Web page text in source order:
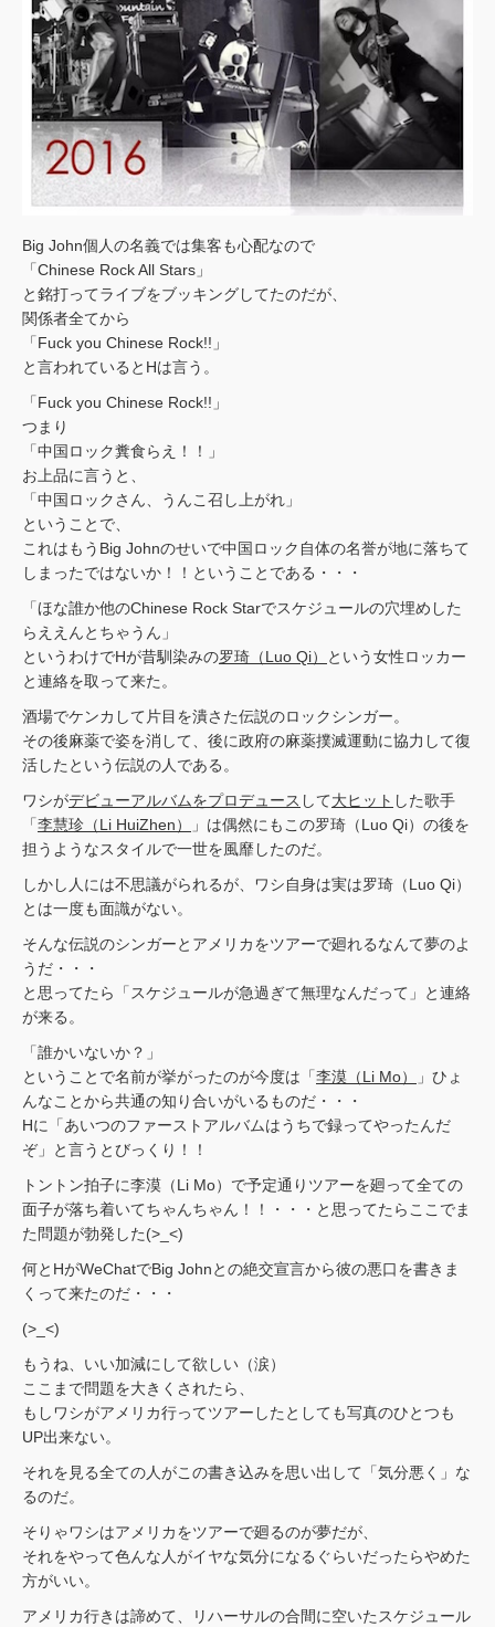
Big John個人の名義では集客も心配なので
「Chinese Rock All Stars」
と銘打ってライブをブッキングしてたのだが、
関係者全てから
「Fuck you Chinese Rock!!」
と言われているとHは言う。
「Fuck you Chinese Rock!!」
つまり
「中国ロック糞食らえ！！」
お上品に言うと、
「中国ロックさん、うんこ召し上がれ」
ということで、
これはもうBig Johnのせいで中国ロック自体の名誉が地に落ちて
しまったではないか！！ということである・・・
「ほな誰か他のChinese Rock Starでスケジュールの穴埋めした
らええんとちゃうん」
というわけでHが昔馴染みの罗琦（Luo Qi）
という女性ロッカー
と連絡を取って来た。
酒場でケンカして片目を潰さた伝説のロックシンガー。
その後麻薬で姿を消して、後に政府の麻薬撲滅運動に協力して復
活したという伝説の人である。
ワシがデビューアルバムをプロデュース して大ヒット した歌手
「李慧珍（Li HuiZhen）
」は偶然にもこの罗琦（Luo Qi）の後を
担うようなスタイルで一世を風靡したのだ。
しかし人には不思議がられるが、ワシ自身は実は罗琦（Luo Qi）
とは一度も面識がない。
そんな伝説のシンガーとアメリカをツアーで廻れるなんて夢のよ
うだ・・・
と思ってたら「スケジュールが急過ぎて無理なんだって」と連絡
が来る。
「誰かいないか？」
ということで名前が挙がったのが今度は「李漠（Li Mo）
」ひょ
んなことから共通の知り合いがいるものだ・・・
Hに「あいつのファーストアルバムはうちで録ってやったんだ
ぞ」と言うとびっくり！！
トントン拍子に李漠（Li Mo）で予定通りツアーを廻って全ての
面子が落ち着いてちゃんちゃん！！・・・と思ってたらここでま
た問題が勃発した(>_<)
何とHがWeChatでBig Johnとの絶交宣言から彼の悪口を書きま
くって来たのだ・・・
(>_<)
もうね、いい加減にして欲しい（涙）
ここまで問題を大きくされたら、
もしワシがアメリカ行ってツアーしたとしても写真のひとつも
UP出来ない。
それを見る全ての人がこの書き込みを思い出して「気分悪く」な
るのだ。
そりゃワシはアメリカをツアーで廻るのが夢だが、
それをやって色んな人がイヤな気分になるぐらいだったらやめた
方がいい。
アメリカ行きは諦めて、リハーサルの合間に空いたスケジュール